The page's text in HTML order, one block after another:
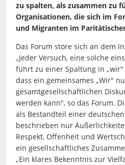
zu spalten, als zusammen zu
Organisationen, die sich im
und Migranten im
Das Forum störe sich an dem
„Jeder Versuch, eine solche
führt zu einer Spaltung in
dass ein gemeinsames „Wir"
gesamtgesellschaftlichen
werden kann", so das Forum.
als Bestandteil einer
beschrieben nur
Respekt, Offenheit und
ein gesellschaftliches
„Ein klares Bekenntnis zur